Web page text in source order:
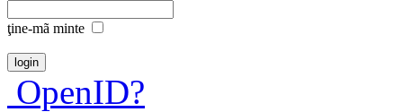
ţine-mã minte
OpenID?